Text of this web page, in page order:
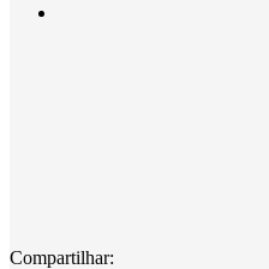
Compartilhar: